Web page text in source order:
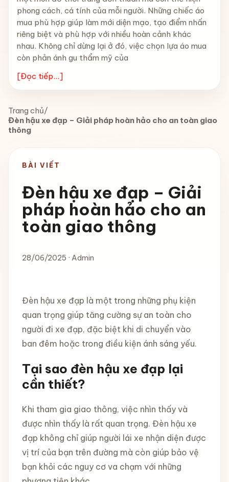
phong cách, cá tính của mỗi người. Những chiếc áo
mua phù hợp giúp làm mới diện mạo, tạo điểm nhấn
riêng biệt và phù hợp với nhiều hoàn cảnh khác
nhau. Không chỉ dừng lại ở đó, việc chọn lựa áo mua
còn phản ánh gu thẩm mỹ của
[Đọc tiếp...]
Trang chủ/
Đèn hậu xe đạp – Giải pháp hoàn hảo cho an toàn giao
thông
BÀI VIẾT
Đèn hậu xe đạp – Giải
pháp hoàn hảo cho an
toàn giao thông
28/06/2025 · Admin
Đèn hậu xe đạp là một trong những phụ kiện
quan trọng giúp tăng cường sự an toàn cho
người đi xe đạp, đặc biệt khi di chuyển vào
ban đêm hoặc trong điều kiện ánh sáng yếu.
Tại sao đèn hậu xe đạp lại
cần thiết?
Khi tham gia giao thông, việc nhìn thấy và
được nhìn thấy là rất quan trọng. Đèn hậu xe
đạp không chỉ giúp người lái xe nhận diện được
vị trí của bạn trên đường mà còn giúp bảo vệ
bạn khỏi các nguy cơ va chạm với những